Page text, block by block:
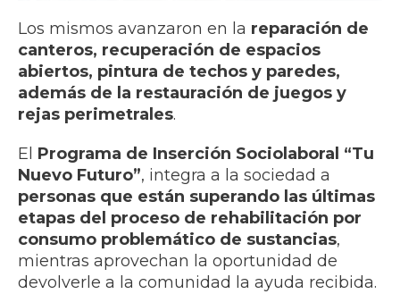
Los mismos avanzaron en la reparación de
canteros, recuperación de espacios
abiertos, pintura de techos y paredes,
además de la restauración de juegos y
rejas perimetrales.
El Programa de Inserción Sociolaboral “Tu
Nuevo Futuro”, integra a la sociedad a
personas que están superando las últimas
etapas del proceso de rehabilitación por
consumo problemático de sustancias,
mientras aprovechan la oportunidad de
devolverle a la comunidad la ayuda recibida.